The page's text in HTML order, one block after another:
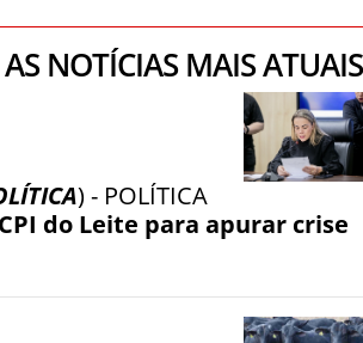
NOTÍCIAS MAIS ATUAIS
) - POLÍTICA
do Leite para apurar crise